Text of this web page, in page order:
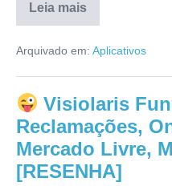
Leia mais
Aplicativo
Pregador
É
Mesmo?
Tudo
Aqui!
Arquivado em: Aplicativos
Visiolaris
Reclamações,
Mercado Livre,
[RESENHA]